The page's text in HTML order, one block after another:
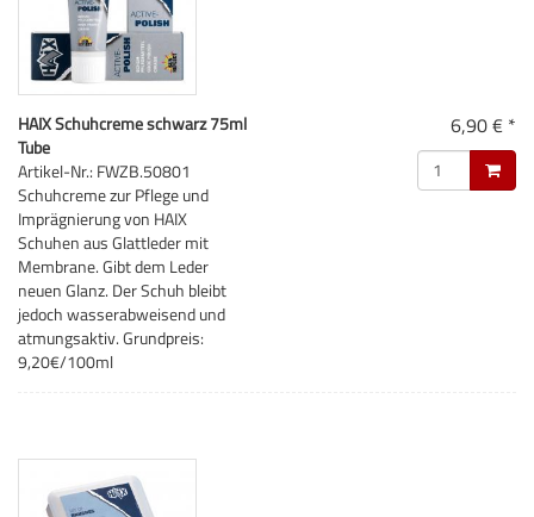
HAIX Schuhcreme schwarz 75ml
Tube
Artikel-Nr.: FWZB.50801
Schuhcreme zur Pflege und
Imprägnierung von HAIX
Schuhen aus Glattleder mit
Membrane. Gibt dem Leder
neuen Glanz. Der Schuh bleibt
jedoch wasserabweisend und
atmungsaktiv. Grundpreis:
9,20€/100ml
6,90 € *